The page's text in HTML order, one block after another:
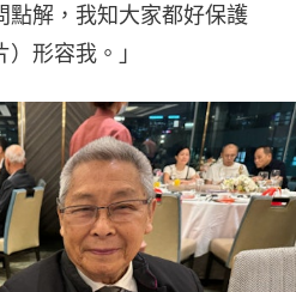
點解，我知大家都好保護
形容我。」